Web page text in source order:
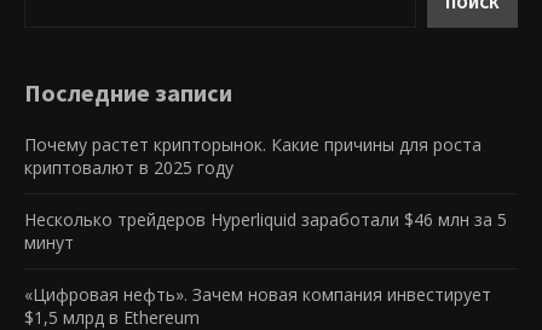
Последние записи
Почему растет крипторынок. Какие причины для роста
криптовалют в 2025 году
Несколько трейдеров Hyperliquid заработали $46 млн за 5
минут
«Цифровая нефть». Зачем новая компания инвестирует
$1,5 млрд в Ethereum